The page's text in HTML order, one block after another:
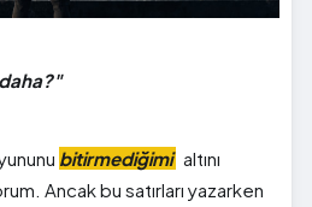
bitirmediğimi altını
Ancak bu satırları yazarken